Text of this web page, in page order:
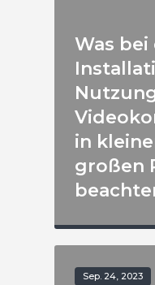
Was bei
in
großen
Sep. 24, 2023